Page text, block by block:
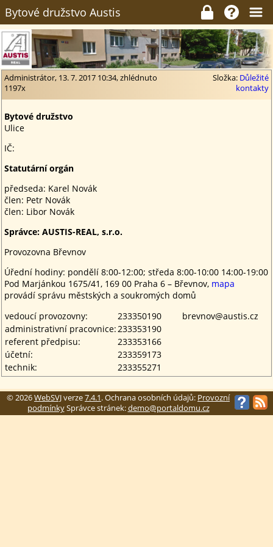
Bytové družstvo Austis
Administrátor, 13. 7. 2017 10:34, zhlédnuto
1197x
Složka: Důležité
kontakty
Bytové družstvo
Ulice
IČ:
Statutární orgán
předseda: Karel Novák
člen: Petr Novák
člen: Libor Novák
Správce: AUSTIS-REAL, s.r.o.
Provozovna Břevnov
Úřední hodiny: pondělí 8:00-12:00; středa 8:00-10:00 14:00-19:00
Pod Marjánkou 1675/41, 169 00 Praha 6 – Břevnov, mapa
provádí správu městských a soukromých domů
vedoucí provozovny:
233350190
brevnov@austis.cz
administrativní pracovnice:233353190
referent předpisu:
233353166
účetní:
233359173
technik:
233355271
© 2026WebSVJverze7.4.1. Ochrana osobních údajů: Provozní
podmínkySprávce stránek:demo@portaldomu.cz